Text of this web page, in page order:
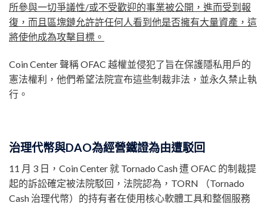
所參與一切爭議性/或不受歡迎的事業被公開，進而受到報
復，而且區塊鏈允許許任何人看到他是否擁有大量資產，這
將使他成為攻擊目標。
Coin Center 聲稱 OFAC 越權並侵犯了旨在保護隱私用戶的
憲法權利，他們希望法院宣布這些制裁非法，並永久禁止執
行。
治理代幣與DAO為經營鐵證為由遭駁回
11 月 3 日，Coin Center 就 Tornado Cash 遭 OFAC 的制裁提
起的訴訟確定被法院駁回，法院認為，TORN （Tornado
Cash 治理代幣）的持有者在使用核心軟體工具和整個服務